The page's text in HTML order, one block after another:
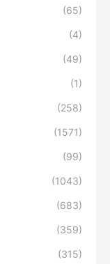
(65)
(4)
(49)
(1)
(258)
(1571)
(99)
(1043)
(683)
(359)
(315)